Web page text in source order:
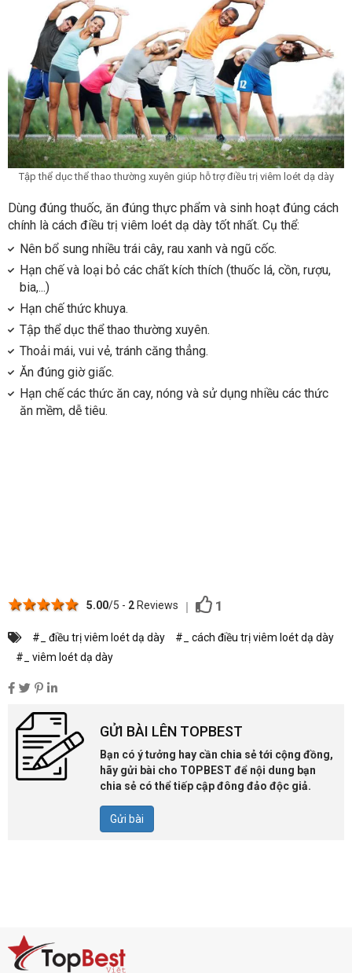
Tập thể dục thể thao thường xuyên giúp hỗ trợ điều trị viêm loét dạ dày
Dùng đúng thuốc, ăn đúng thực phẩm và sinh hoạt đúng cách
chính là cách điều trị viêm loét dạ dày tốt nhất. Cụ thể:
Nên bổ sung nhiều trái cây, rau xanh và ngũ cốc.
Hạn chế và loại bỏ các chất kích thích (thuốc lá, cồn, rượu,
bia,...)
Hạn chế thức khuya.
Tập thể dục thể thao thường xuyên.
Thoải mái, vui vẻ, tránh căng thẳng.
Ăn đúng giờ giấc.
Hạn chế các thức ăn cay, nóng và sử dụng nhiều các thức
ăn mềm, dễ tiêu.
5 stars
4 stars
3 stars
2 stars
1 star 5.00/5 - 2 Reviews 1
#_ điều trị viêm loét dạ dày
#_ cách điều trị viêm loét dạ dày
#_ viêm loét dạ dày
GỬI BÀI LÊN TOPBEST
Bạn có ý tưởng hay cần chia sẻ tới cộng đồng,
hãy gửi bài cho TOPBEST để nội dung bạn
chia sẻ có thể tiếp cập đông đảo độc giả.
Gửi bài